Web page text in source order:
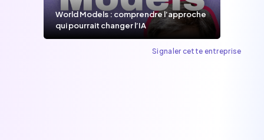
World Models : comprendre l’approche
qui pourrait changer l’IA
Signaler cette entreprise